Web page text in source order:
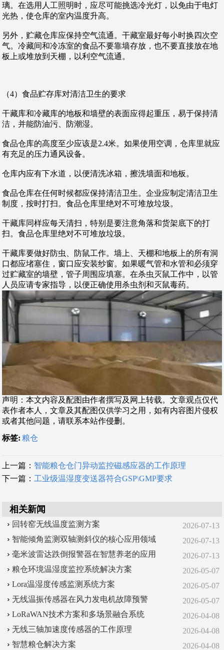
璃。在选用人工照明时，应尽可能挑选冷光灯，以免由于电灯
光热，使仓库的室内温度升高。
另外，贮藏仓库应保持空气流通。干藏室最好每小时换四次空
气。冷藏间和冷冻室的食品不要靠墙存放，也不要直接放在地
板上或堆放到天棚，以利空气流通。
（4）食品贮存库对清洁卫生的要求
干藏库和冷藏库的地板和墙壁的表面应得起重压，易于保持清
洁，并能防油污、防潮湿。
食品仓库的高度至少应该是2.4米。如果使用空调，仓库里就应
有充足的压力通风设备。
仓库内应有下水道，以便清洗冰箱，擦洗墙面和地板。
食品仓库在任何时候都应保持清洁卫生。企业应制定清洁卫生
制度，按时打扫。食品仓库里绝对不可堆放垃圾。
干藏库同样应每天清扫，特别是要注意角落和货架底下的打
扫。食品仓库里绝对不可堆放垃圾。
干藏库要做好防虫、防鼠工作。墙上、天棚和地板上的所有洞
口都应堵塞住，窗口应安装纱窗。如果暖气管和水管和必须穿
过贮藏室的墙壁，管子周围应填塞。在杀虫灭鼠工作中，以管
人员应请专家指导，以便正确使用杀虫剂和灭鼠毒药。
声明：本文内容及配图由作者撰写及网上转载。文章观点仅代
表作者本人，文章及其配图仅供学习之用，如有内容图片侵权
或者其他问题，请联系本站作侵删。
标签: 粮仓
上一篇： 智能粮仓仓门异动监控​磁感应器的工作原理
下一篇： 工业级温湿度变送器符合GSP\GMP要求
相关新闻
2026-07-13
回转窑无线温度监测方案
2026-07-13
智能倾角监测双轴测斜仪的核心应用领域
2026-07-13
毫米波雷达跌倒报警器在智慧养老的应用
2026-05-07
粮仓环境温湿度监控系统解决方案
2026-05-07
Lora温湿度传感监测系统方案
2026-05-07
无线温振传感器在风力发电机故障预警
2026-04-08
LoRaWAN技术方案‌和‌多场景融合系统‌
2026-04-08
无线三轴加速度传感器的工作原理
2026-04-08
智慧粮仓解决方案